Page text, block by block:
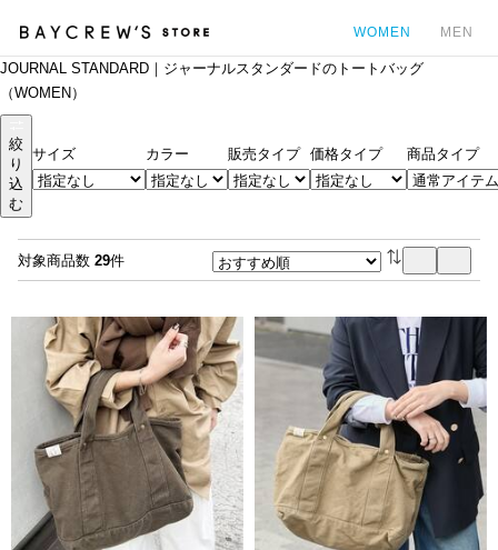
WOMEN MEN
JOURNAL STANDARD｜ジャーナルスタンダードのトートバッグ
（WOMEN）
絞
り
込
む
サイズ カラー 販売タイプ 価格タイプ 商品タイプ
対象商品数 29件